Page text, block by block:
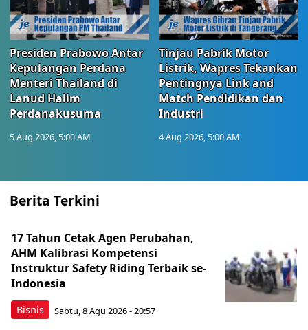
Presiden Prabowo Antar
Kepulangan Perdana
Menteri Thailand di
Lanud Halim
Perdanakusuma
5 Aug 2026, 5:00 AM
Tinjau Pabrik Motor
Listrik, Wapres Tekankan
Pentingnya Link and
Match Pendidikan dan
Industri
4 Aug 2026, 5:00 AM
Berita Terkini
Bisnis
17 Tahun Cetak Agen Perubahan,
AHM Kalibrasi Kompetensi
Instruktur Safety Riding Terbaik se-
Indonesia
Sabtu, 8 Agu 2026 - 20:57